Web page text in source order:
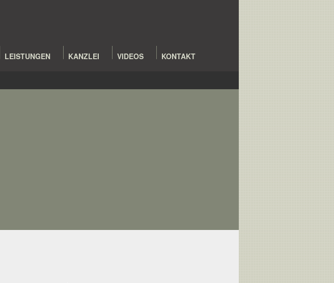
LEISTUNGEN KANZLEI VIDEOS KONTAKT